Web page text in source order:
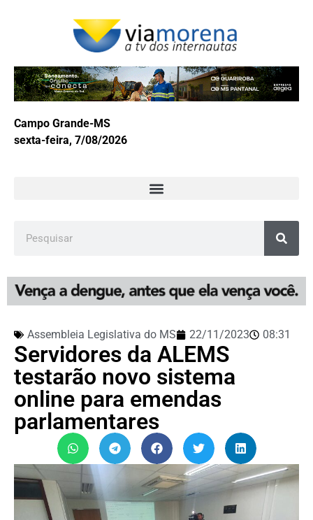
Campo Grande-MS
sexta-feira, 7/08/2026
Assembleia Legislativa do MS 22/11/2023 08:31
Servidores da ALEMS
testarão novo sistema
online para emendas
parlamentares